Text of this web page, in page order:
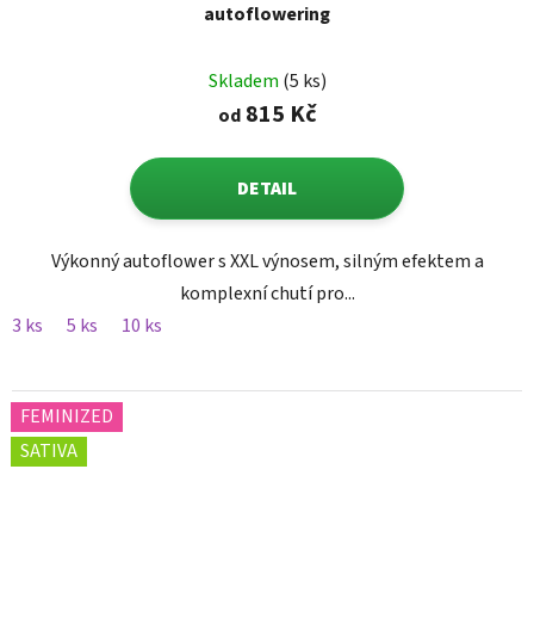
autoflowering
Skladem (5 ks)
od815 Kč
DETAIL
Výkonný autoflower s XXL výnosem, silným efektem a
komplexní chutí pro...
3 ks
5 ks 10 ks
FEMINIZED
SATIVA